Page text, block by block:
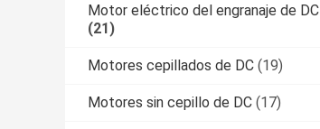
Motor eléctrico del engranaje de DC
(21)
Motores cepillados de DC (19)
Motores sin cepillo de DC (17)